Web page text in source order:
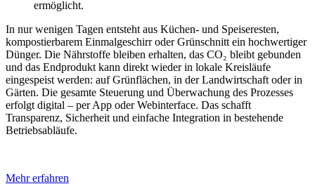
ermöglicht.
In nur wenigen Tagen entsteht aus Küchen- und Speiseresten,
kompostierbarem Einmalgeschirr oder Grünschnitt ein hochwertiger
Dünger. Die Nährstoffe bleiben erhalten, das CO₂ bleibt gebunden
und das Endprodukt kann direkt wieder in lokale Kreisläufe
eingespeist werden: auf Grünflächen, in der Landwirtschaft oder in
Gärten. Die gesamte Steuerung und Überwachung des Prozesses
erfolgt digital – per App oder Webinterface. Das schafft
Transparenz, Sicherheit und einfache Integration in bestehende
Betriebsabläufe.
Mehr erfahren